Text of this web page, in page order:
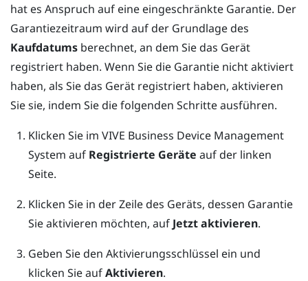
hat es Anspruch auf eine eingeschränkte Garantie. Der
Garantiezeitraum wird auf der Grundlage des
Kaufdatums berechnet, an dem Sie das Gerät
registriert haben. Wenn Sie die Garantie nicht aktiviert
haben, als Sie das Gerät registriert haben, aktivieren
Sie sie, indem Sie die folgenden Schritte ausführen.
Klicken Sie im VIVE Business Device Management
System auf Registrierte Geräte auf der linken
Seite.
Klicken Sie in der Zeile des Geräts, dessen Garantie
Sie aktivieren möchten, auf Jetzt aktivieren.
Geben Sie den Aktivierungsschlüssel ein und
klicken Sie aufAktivieren.